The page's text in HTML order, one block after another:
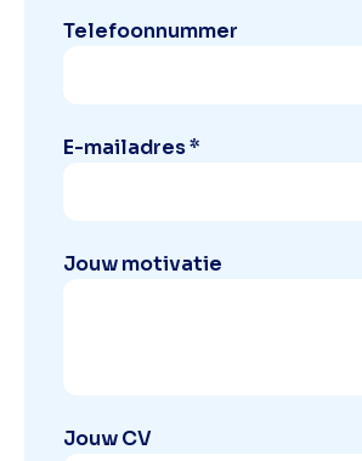
Telefoonnummer
E-mailadres *
Jouw motivatie
Jouw CV